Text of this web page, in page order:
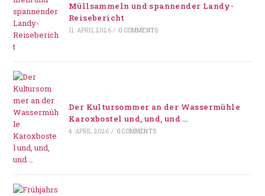
Müllsammeln und spannender Landy-
Reisebericht
11. APRIL 2026 / 0 COMMENTS
Der Kultursommer an der Wassermühle
Karoxbostel und, und, und …
4. APRIL 2026 / 0 COMMENTS